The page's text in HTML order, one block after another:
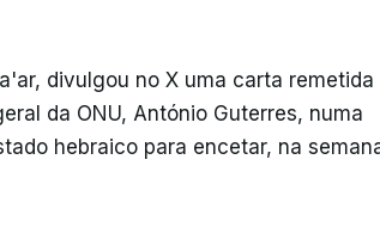
divulgou no X uma carta remetida
da ONU, António Guterres, numa
hebraico para encetar, na